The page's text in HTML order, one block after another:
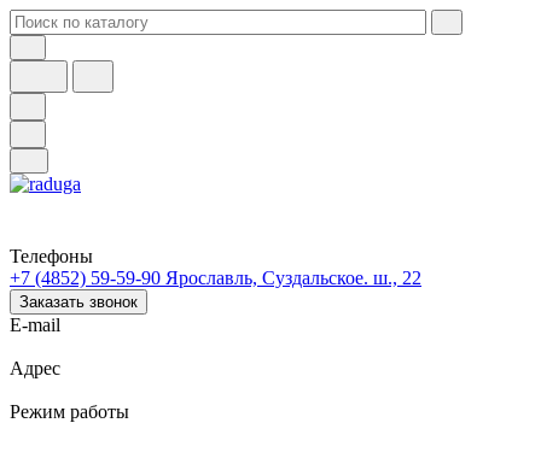
Телефоны
+7 (4852) 59-59-90 Ярославль, Суздальское. ш., 22
Заказать звонок
E-mail
Адрес
Режим работы